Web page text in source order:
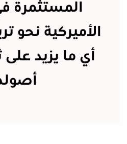
المستثمرة
الأميركية نحو
أي ما يزيد